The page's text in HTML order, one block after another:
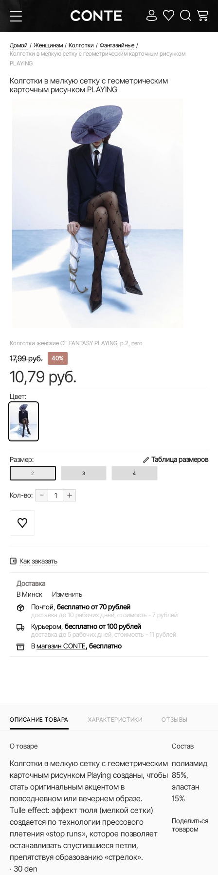
Домой Женщинам Колготки
Фантазийные
Колготки в мелкую сетку с геометрическим карточным рисунком
PLAYING
Колготки в мелкую сетку с геометрическим
карточным рисунком PLAYING
Колготки женские CE FANTASY PLAYING, р.2, nero
17,99 руб. 40%
10,79 руб.
Цвет:
Размер: Таблица размеров
2 3 4
Кол-во: - +
Как заказать
Доставка
В Минск
Изменить
Почтой, бесплатно от 70 рублей
доставка до 10 рабочих дней, стоимость - 7 рублей
Курьером, бесплатно от 100 рублей
доставка до 5 рабочих дней, стоимость - 11 рублей
Вмагазин CONTE, бесплатно
ОПИСАНИЕ ТОВАРА ХАРАКТЕРИСТИКИ ОТЗЫВЫ
О товаре
Колготки в мелкую сетку с геометрическим
карточным рисунком Playing созданы, чтобы
стать оригинальным акцентом в
повседневном или вечернем образе.
Tulle effect: эффект тюля (мелкой сетки)
создается по технологии прессового
плетения «stop runs», которое позволяет
останавливать спустившиеся петли,
препятствуя образованию «стрелок».
· 30 den
Состав
полиамид
85%,
эластан
15%
Поделиться
товаром